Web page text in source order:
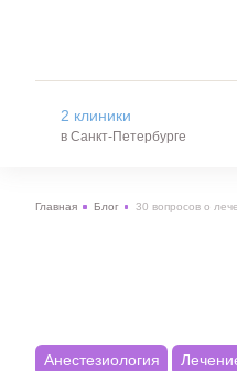
2 клиники
в Санкт-Петербурге
Чайкиной, 4/12
Главная Блог 30 вопросов о
Анестезиология